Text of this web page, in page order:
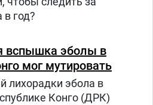
в год?
вспышка эболы в
мог мутировать
лихорадки эбола в
Конго (ДРК)